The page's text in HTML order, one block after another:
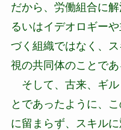
だから、労働組合に
るいはイデオロギー
づく組織ではなく、
視の共同体のことであ
そして、古来、ギル
とであったように、
に留まらず、スキル